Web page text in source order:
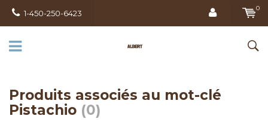
1-450-250-6423
0
Produits associés au mot-clé
Pistachio (0)